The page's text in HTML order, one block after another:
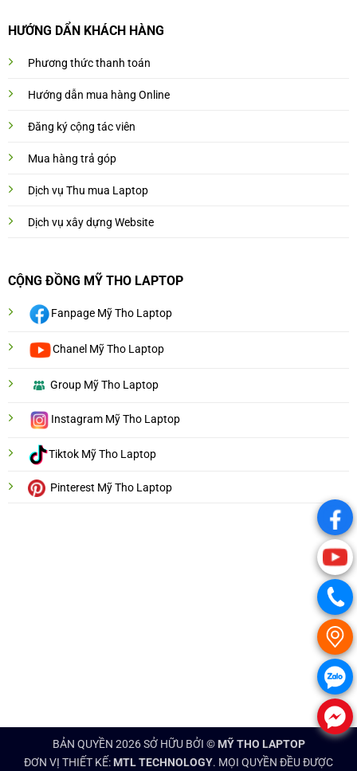
HƯỚNG DẨN KHÁCH HÀNG
Phương thức thanh toán
Hướng dẫn mua hàng Online
Đăng ký cộng tác viên
Mua hàng trả góp
Dịch vụ Thu mua Laptop
Dịch vụ xây dựng Website
CỘNG ĐỒNG MỸ THO LAPTOP
Fanpage Mỹ Tho Laptop
Chanel Mỹ Tho Laptop
Group Mỹ Tho Laptop
Instagram Mỹ Tho Laptop
Tiktok Mỹ Tho Laptop
Pinterest Mỹ Tho Laptop
BẢN QUYỀN 2026 SỞ HỮU BỞI © MỸ THO LAPTOP
ĐƠN VỊ THIẾT KẾ: MTL TECHNOLOGY. MỌI QUYỀN ĐỀU ĐƯỢC
.
.
.
.
.
.